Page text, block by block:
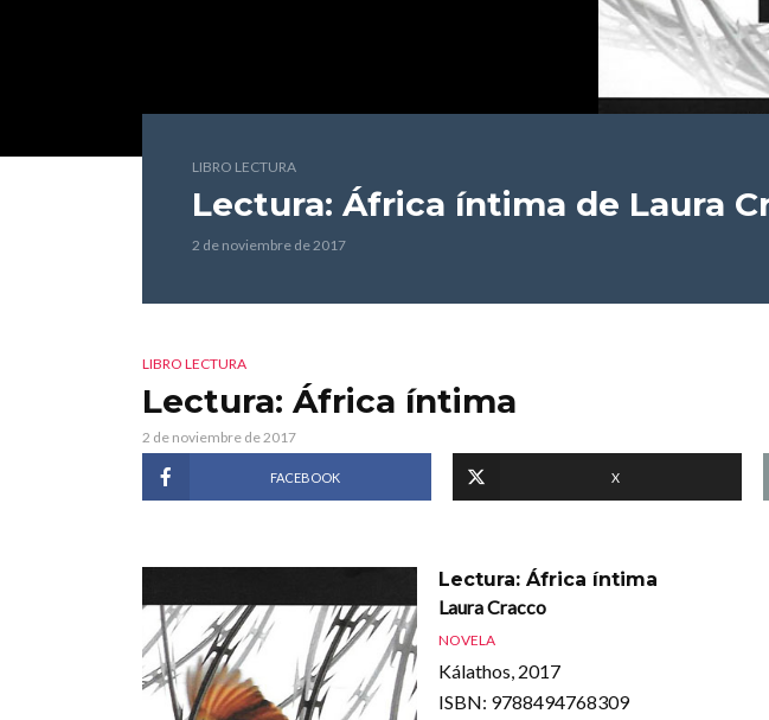
LIBRO LECTURA
Lectura: África íntima de Laura
2 de noviembre de 2017
LIBRO LECTURA
Lectura: África íntima
2 de noviembre de 2017
FACEBOOK X
Lectura: África íntima
Laura Cracco
NOVELA
Kálathos, 2017
ISBN: 9788494768309